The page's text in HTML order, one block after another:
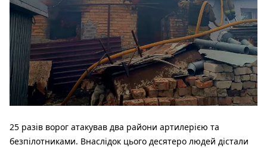
25 разів ворог атакував два райони артилерією та
безпілотниками. Внаслідок цього десятеро людей дістали